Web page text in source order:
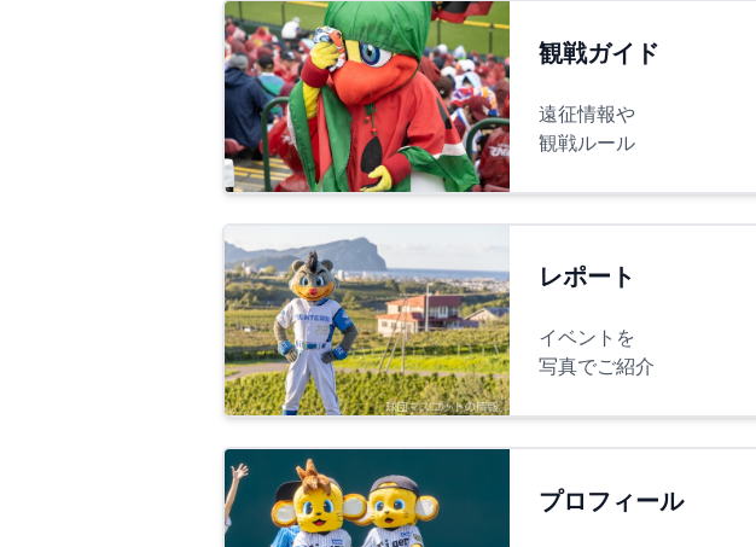
観戦ガイド
遠征情報や
観戦ルール
レポート
イベントを
写真でご紹介
プロフィール